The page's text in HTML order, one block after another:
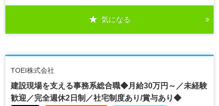
気になる
TOEI株式会社
建設現場を支える事務系総合職◆月給30万円～／未経験
歓迎／完全週休2日制／社宅制度あり/賞与あり◆